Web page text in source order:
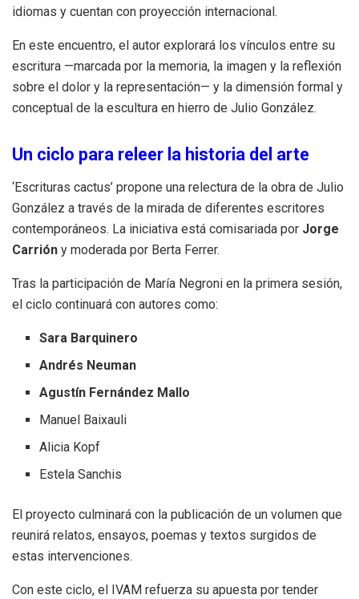
idiomas y cuentan con proyección internacional.
En este encuentro, el autor explorará los vínculos entre su
escritura —marcada por la memoria, la imagen y la reflexión
sobre el dolor y la representación— y la dimensión formal y
conceptual de la escultura en hierro de Julio González.
Un ciclo para releer la historia del arte
‘Escrituras cactus’ propone una relectura de la obra de Julio
González a través de la mirada de diferentes escritores
contemporáneos. La iniciativa está comisariada por Jorge
Carrión y moderada por Berta Ferrer.
Tras la participación de María Negroni en la primera sesión,
el ciclo continuará con autores como:
Sara Barquinero
Andrés Neuman
Agustín Fernández Mallo
Manuel Baixauli
Alicia Kopf
Estela Sanchis
El proyecto culminará con la publicación de un volumen que
reunirá relatos, ensayos, poemas y textos surgidos de
estas intervenciones.
Con este ciclo, el IVAM refuerza su apuesta por tender